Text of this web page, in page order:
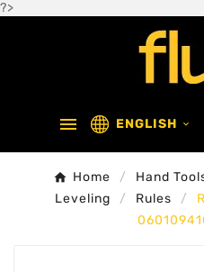
?>
 ENGLISH 
Home Hand
Leveling
Rules